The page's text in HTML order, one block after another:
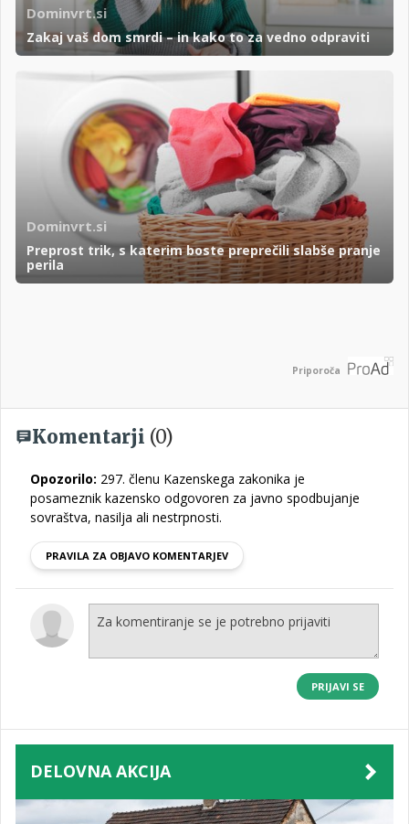
Dominvrt.si
Zakaj vaš dom smrdi – in kako to za vedno odpraviti
Dominvrt.si
Preprost trik, s katerim boste preprečili slabše pranje
perila
Priporoča
Komentarji (0)
Opozorilo: 297. členu Kazenskega zakonika je
posameznik kazensko odgovoren za javno spodbujanje
sovraštva, nasilja ali nestrpnosti.
PRAVILA ZA OBJAVO KOMENTARJEV
PRIJAVI SE
DELOVNA AKCIJA